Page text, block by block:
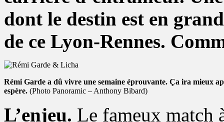
dont le destin est en
de ce Lyon-Rennes.
Rémi Garde a dû vivre une semaine éprouvante. Ça ira mieux
espère. (Photo Panoramic – Anthony Bibard)
L’enjeu. Le fameux match